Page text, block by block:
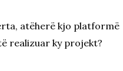
atëherë kjo platformë
realizuar ky projekt?